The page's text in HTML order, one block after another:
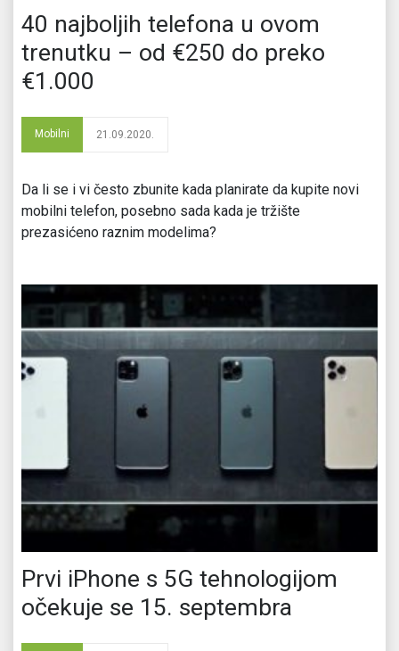
40 najboljih telefona u ovom
trenutku – od €250 do preko
€1.000
Mobilni 21.09.2020.
Da li se i vi često zbunite kada planirate da kupite novi
mobilni telefon, posebno sada kada je tržište
prezasićeno raznim modelima?
Prvi iPhone s 5G tehnologijom
očekuje se 15. septembra